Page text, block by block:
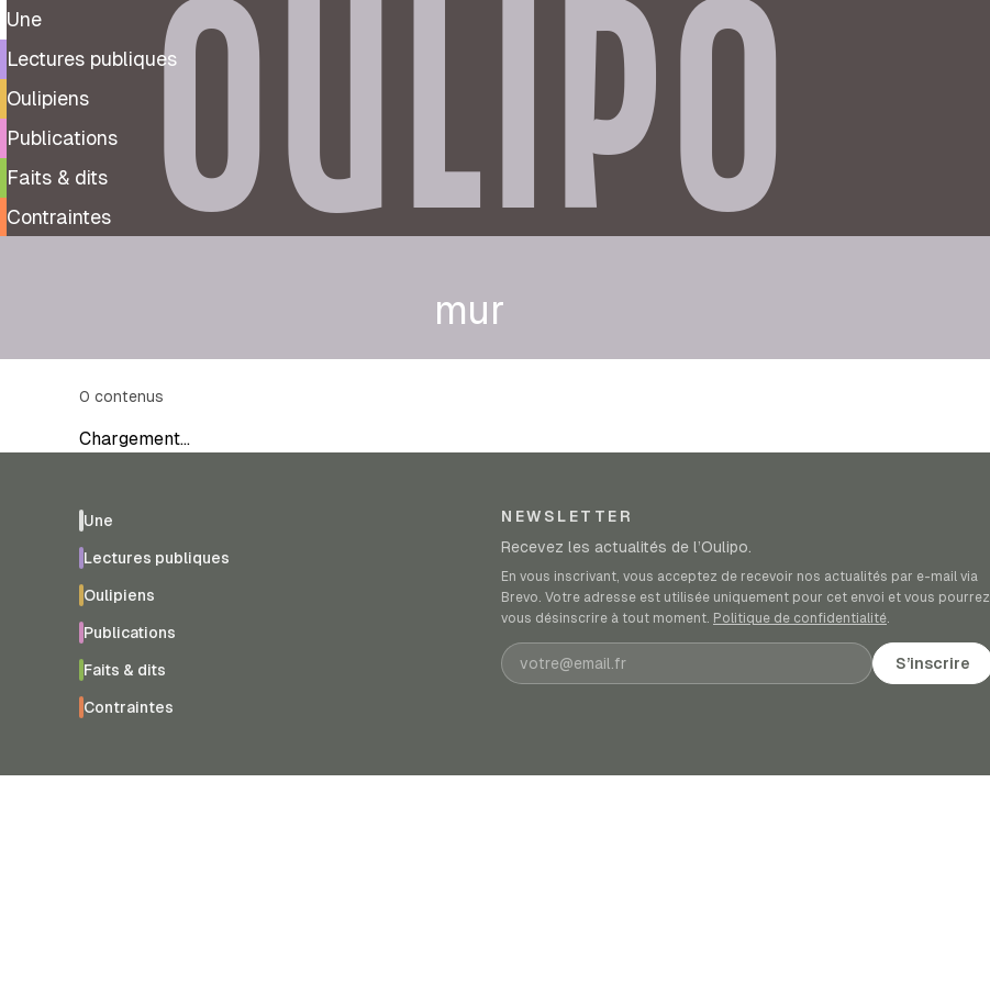
Une
Lectures publiques
Oulipiens
Publications
Faits & dits
Contraintes
OULIPO
mur
0 contenus
Chargement…
Une
Lectures publiques
Oulipiens
Publications
Faits & dits
Contraintes
NEWSLETTER
Recevez les actualités de l’Oulipo.
En vous inscrivant, vous acceptez de recevoir nos actualités par e-mail via
Brevo. Votre adresse est utilisée uniquement pour cet envoi et vous pourrez
vous désinscrire à tout moment. Politique de confidentialité.
Adresse e-mail S’inscrire